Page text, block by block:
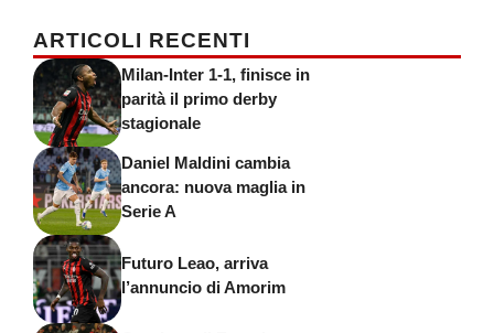
ARTICOLI RECENTI
Milan-Inter 1-1, finisce in
parità il primo derby
stagionale
Daniel Maldini cambia
ancora: nuova maglia in
Serie A
Futuro Leao, arriva
l’annuncio di Amorim